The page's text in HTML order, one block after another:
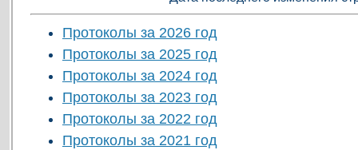
Протоколы за 2026 год
Протоколы за 2025 год
Протоколы за 2024 год
Протоколы за 2023 год
Протоколы за 2022 год
Протоколы за 2021 год